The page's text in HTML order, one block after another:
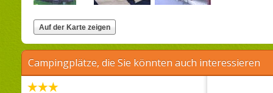
Campingplätze, die Sie könnten auch interessieren